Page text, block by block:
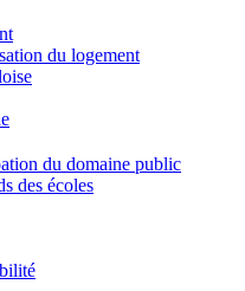
du logement
du domaine public
des écoles